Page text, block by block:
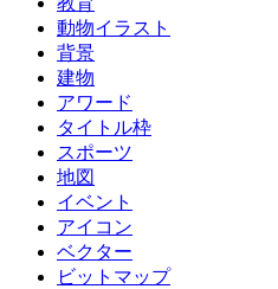
動物イラスト
背景
建物
アワード
タイトル枠
スポーツ
地図
イベント
アイコン
ベクター
ビットマップ